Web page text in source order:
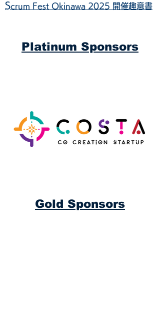
Scrum Fest Okinawa 2025 開催趣意書
Platinum Sponsors
Gold Sponsors